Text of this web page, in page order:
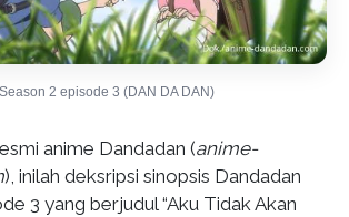
2 episode 3 (DAN DA DAN)
anime Dandadan (anime-
), inilah deksripsi sinopsis Dandadan
3 yang berjudul “Aku Tidak Akan